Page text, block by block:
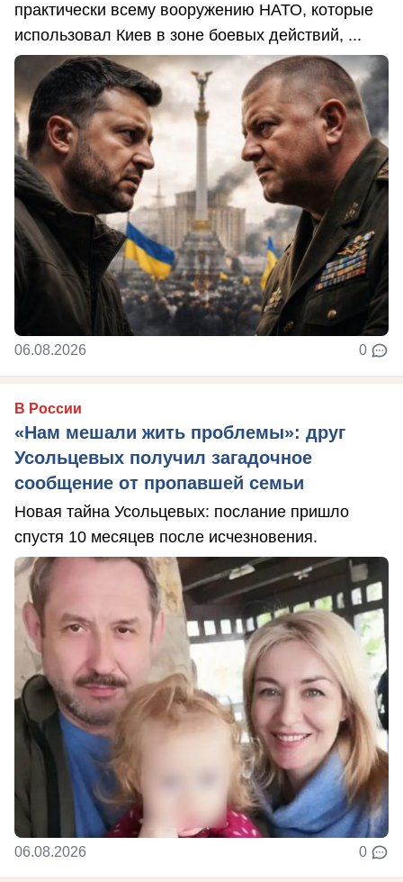
практически всему вооружению НАТО, которые
использовал Киев в зоне боевых действий, ...
06.08.2026 0
В России
«Нам мешали жить проблемы»: друг
Усольцевых получил загадочное
сообщение от пропавшей семьи
Новая тайна Усольцевых: послание пришло
спустя 10 месяцев после исчезновения.
06.08.2026 0